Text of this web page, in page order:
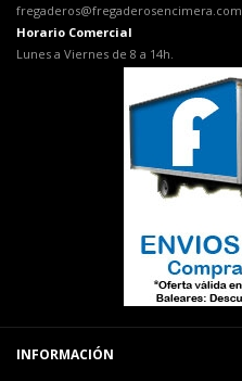
fregaderos@fregaderosencimera.com
Horario Comercial
Lunes a Viernes de 8 a 14h.
INFORMACIÓN